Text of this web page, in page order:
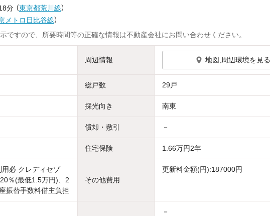
分 （東京都荒川線）
メトロ日比谷線）
ですので、所要時間等の正確な情報は不動産会社にお問い合わせください。
周辺情報 地図,周辺環境を見る
総戸数 29戸
採光向き 南東
償却・敷引 －
住宅保険 1.66万円2年
必 クレディセゾ
％(最低1.5万円)、2
振替手数料借主負担
その他費用
更新料金額(円):187000円
－